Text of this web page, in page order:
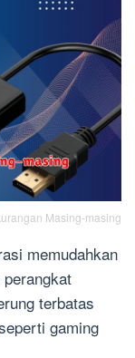
Masing-masing
memudahkan
terbatas
gaming